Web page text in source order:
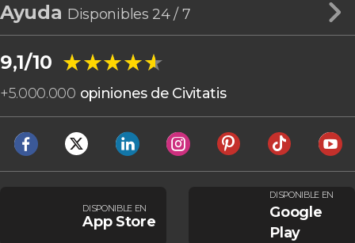
Ayuda Disponibles 24 / 7
9,1/10 ★★★★★
★★★★★
+5.000.000 opiniones de Civitatis
DISPONIBLE EN
App Store
DISPONIBLE EN
Google
Play